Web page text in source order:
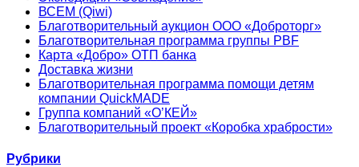
ВСЕМ (Qiwi)
Благотворительный аукцион ООО «Доброторг»
Благотворительная программа группы PBF
Карта «Добро» ОТП банка
Доставка жизни
Благотворительная программа помощи детям
компании QuickMADE
Группа компаний «О’КЕЙ»
Благотворительный проект «Коробка храбрости»
Рубрики